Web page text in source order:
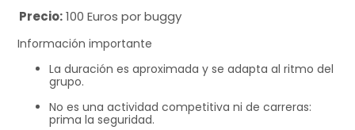
Precio:100 Euros por buggy
Información importante
La duración es aproximada y se adapta al ritmo del
grupo.
No es una actividad competitiva ni de carreras:
prima la seguridad.